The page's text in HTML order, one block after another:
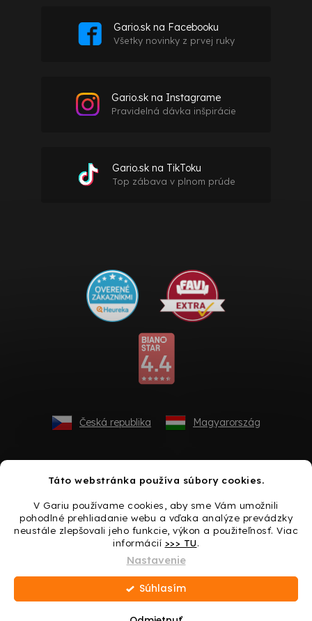
Táto webstránka používa súbory cookies.
V Gariu používame cookies, aby sme Vám umožnili
pohodlné prehliadanie webu a vďaka analýze prevádzky
neustále zlepšovali jeho funkcie, výkon a použiteľnosť. Viac
informácií >>> TU.
Nastavenie
Súhlasím
Gario.sk na Facebooku
Všetky novinky z prvej ruky
Gario.sk na Instagrame
Pravidelná dávka inšpirácie
Gario.sk na TikToku
Top zábava v plnom prúde
Česká republika Magyarország
Vytvoril Shoptet
Copyright 2026Gario.sk. Všetky práva vyhradené.Upraviť
nastavenie cookies